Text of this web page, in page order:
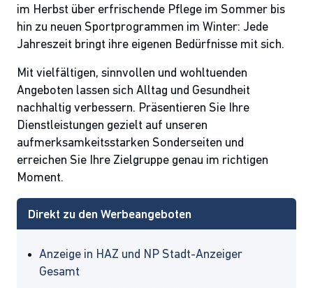
im Herbst über erfrischende Pflege im Sommer bis
hin zu neuen Sportprogrammen im Winter: Jede
Jahreszeit bringt ihre eigenen Bedürfnisse mit sich.
Mit vielfältigen, sinnvollen und wohltuenden
Angeboten lassen sich Alltag und Gesundheit
nachhaltig verbessern. Präsentieren Sie Ihre
Dienstleistungen gezielt auf unseren
aufmerksamkeitsstarken Sonderseiten und
erreichen Sie Ihre Zielgruppe genau im richtigen
Moment.
Direkt zu den Werbeangeboten
Anzeige in HAZ und NP Stadt-Anzeiger
Gesamt